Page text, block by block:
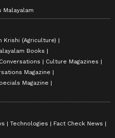
Malayalam
Krishi (Agriculture)
Books
Culture Magazines
Magazine
Magazine
Technologies
Fact Check News